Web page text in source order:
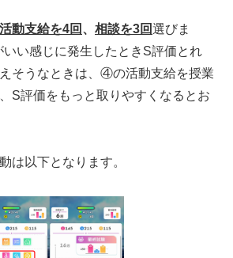
活動支給を4回 、 相談を3回選びま
い感じに発生したときS評価とれ
そうなときは、④の活動支給を授業
S評価をもっと取りやすくなるとお
は以下となります。